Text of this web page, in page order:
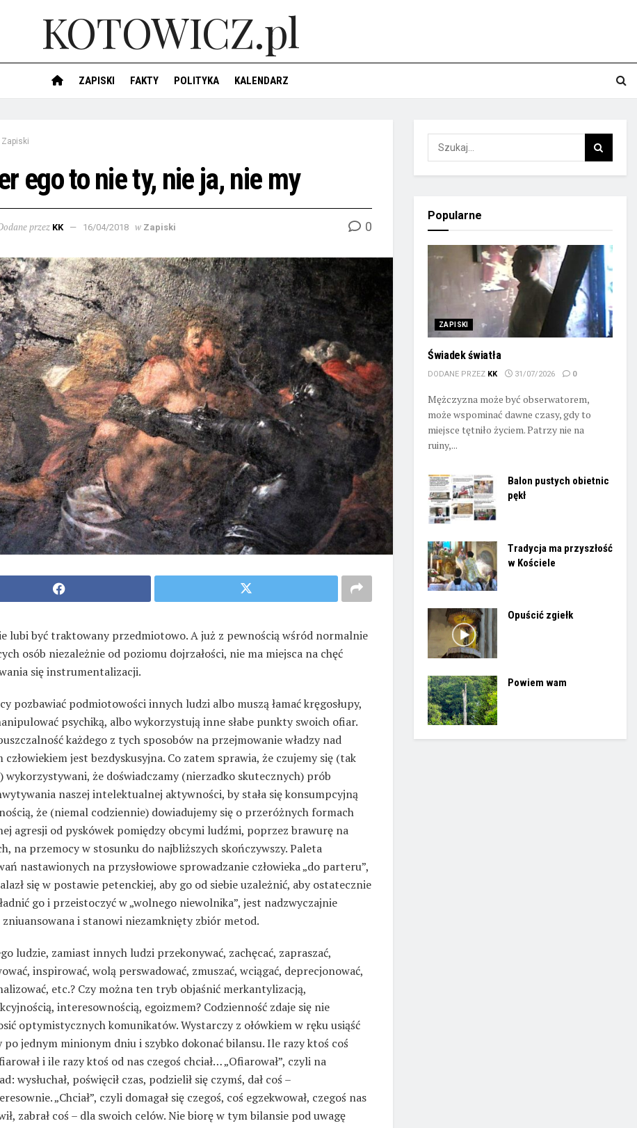
KOTOWICZ.pl
ZAPISKI FAKTY POLITYKA KALENDARZ
Zapiski
ego to nie ty, nie ja, nie my
przez KK 16/04/2018 w Zapiski 0
lubi być traktowany przedmiotowo. A już z pewnością wśród normalnie
osób niezależnie od poziomu dojrzałości, nie ma miejsca na chęć
się instrumentalizacji.
pozbawiać podmiotowości innych ludzi albo muszą łamać kręgosłupy,
psychiką, albo wykorzystują inne słabe punkty swoich ofiar.
każdego z tych sposobów na przejmowanie władzy nad
człowiekiem jest bezdyskusyjna. Co zatem sprawia, że czujemy się (tak
wykorzystywani, że doświadczamy (nierzadko skutecznych) prób
naszej intelektualnej aktywności, by stała się konsumpcyjną
że (niemal codziennie) dowiadujemy się o przeróżnych formach
agresji od pyskówek pomiędzy obcymi ludźmi, poprzez brawurę na
na przemocy w stosunku do najbliższych skończywszy. Paleta
nastawionych na przysłowiowe sprowadzanie człowieka „do parteru”,
się w postawie petenckiej, aby go od siebie uzależnić, aby ostatecznie
go i przeistoczyć w „wolnego niewolnika”, jest nadzwyczajnie
i stanowi niezamknięty zbiór metod.
ludzie, zamiast innych ludzi przekonywać, zachęcać, zapraszać,
inspirować, wolą perswadować, zmuszać, wciągać, deprecjonować,
etc.? Czy można ten tryb objaśnić merkantylizacją,
interesownością, egoizmem? Codzienność zdaje się nie
optymistycznych komunikatów. Wystarczy z ołówkiem w ręku usiąść
po jednym minionym dniu i szybko dokonać bilansu. Ile razy ktoś coś
i ile razy ktoś od nas czegoś chciał… „Ofiarował”, czyli na
wysłuchał, poświęcił czas, podzielił się czymś, dał coś –
„Chciał”, czyli domagał się czegoś, coś egzekwował, czegoś nas
zabrał coś – dla swoich celów. Nie biorę w tym bilansie pod uwagę
Popularne
ZAPISKI
Świadek światła
DODANE PRZEZ KK 31/07/2026 0
Mężczyzna może być obserwatorem,
może wspominać dawne czasy, gdy to
miejsce tętniło życiem. Patrzy nie na
ruiny,...
Balon pustych obietnic
pękł
Tradycja ma przyszłość
w Kościele
Opuścić zgiełk
Powiem wam